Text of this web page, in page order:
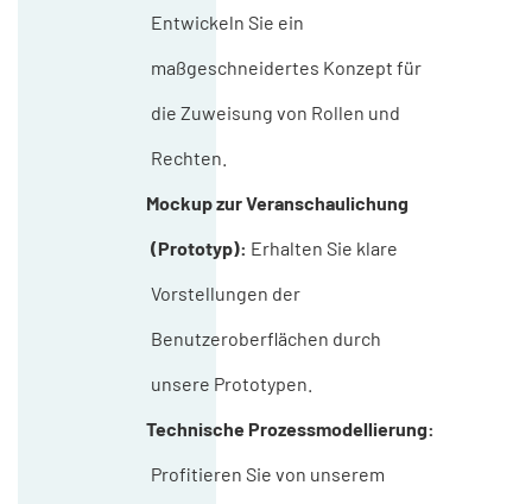
Entwickeln Sie ein
maßgeschneidertes Konzept für
die Zuweisung von Rollen und
Rechten.
Mockup zur Veranschaulichung
(Prototyp): Erhalten Sie klare
Vorstellungen der
Benutzeroberflächen durch
unsere Prototypen.
Technische Prozessmodellierung:
Profitieren Sie von unserem